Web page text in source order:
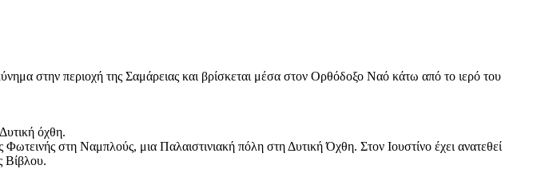
στην περιοχή της Σαμάρειας και βρίσκεται μέσα στον Ορθόδοξο Ναό κάτω από το ιερό του
όχθη.
στη Ναμπλούς, μια Παλαιστινιακή πόλη στη Δυτική Όχθη. Στον Ιουστίνο έχει ανατεθεί
Βίβλου.